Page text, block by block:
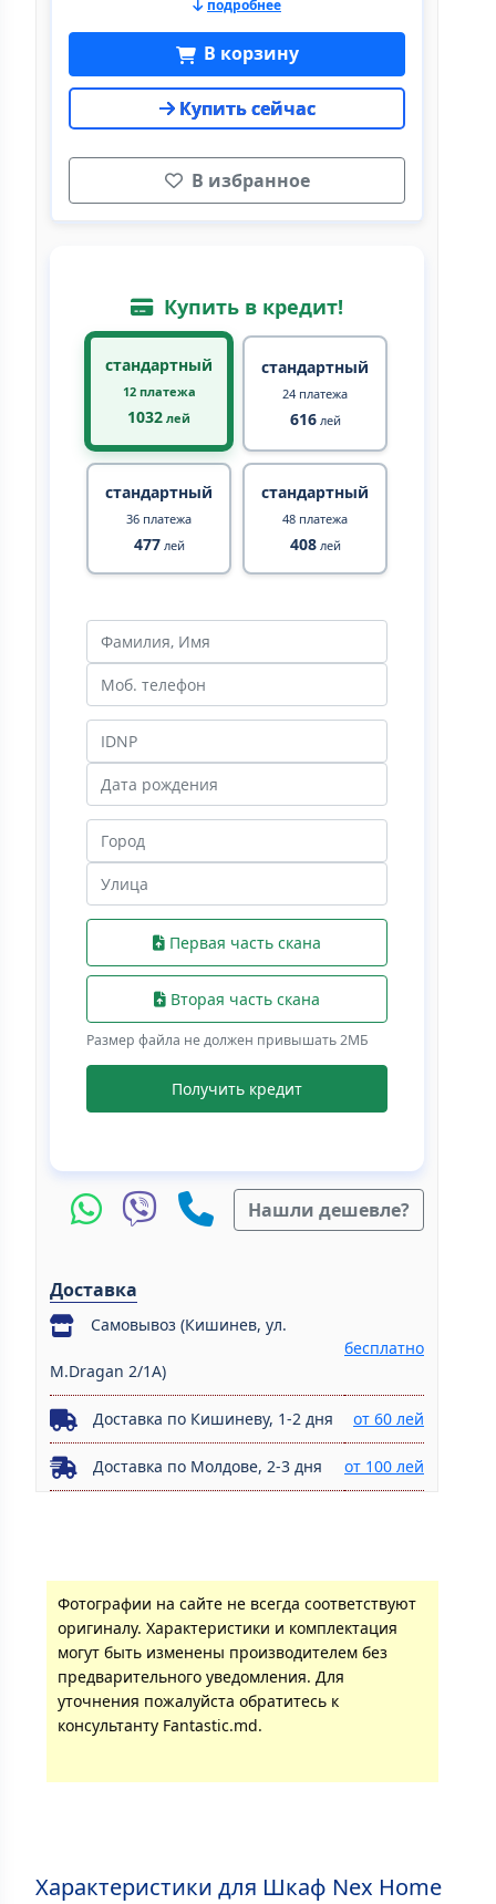
подробнее
В корзину
Купить сейчас
В избранное
Купить в кредит!
стандартный
12 платежа
1032 лей
стандартный
24 платежа
616лей
стандартный
36 платежа
477лей
стандартный
48 платежа
408лей
Первая часть скана
Вторая часть скана
Размер файла не должен привышать 2МБ
Получить кредит
Нашли дешевле?
Доставка
Самовывоз (Кишинев, ул.
M.Dragan 2/1A)
бесплатно
Доставка по Кишиневу, 1-2 дня от 60 лей
Доставка по Молдове, 2-3 дня от 100 лей
Фотографии на сайте не всегда соответствуют
оригиналу. Характеристики и комплектация
могут быть изменены производителем без
предварительного уведомления. Для
уточнения пожалуйста обратитесь к
консультанту Fantastic.md.
Характеристики для Шкаф Nex Home